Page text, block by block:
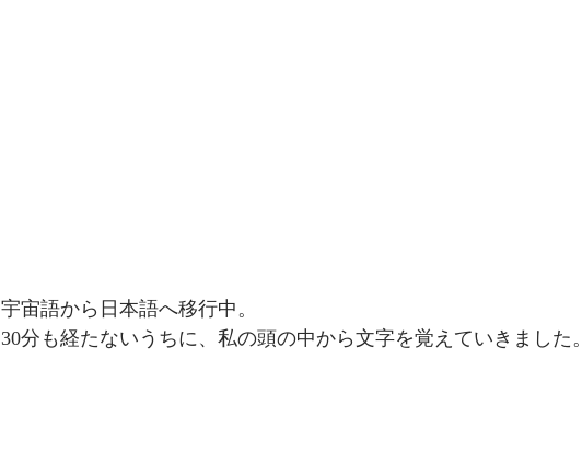
宇宙語から日本語へ移行中。
30分も経たないうちに、私の頭の中から文字を覚えていきました。